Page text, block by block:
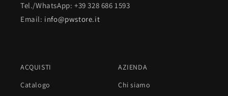
Tel./WhatsApp: +39 328 686 1593
Email: info@pwstore.it
ACQUISTI
Catalogo
AZIENDA
Chi siamo